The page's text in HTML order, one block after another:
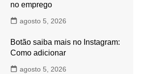
no emprego
agosto 5, 2026
Botão saiba mais no Instagram:
Como adicionar
agosto 5, 2026